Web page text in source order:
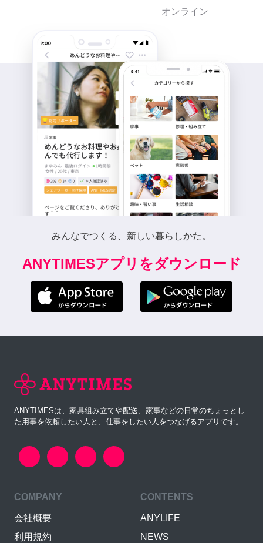
オンライン
みんなでつくる、新しい暮らしかた。
ANYTIMESアプリをダウンロード
ANYTIMESは、家具組み立てや配送、家事などの日常のちょっとし
た用事を依頼したい人と、仕事をしたい人をつなげるアプリです。
COMPANY
会社概要
利用規約
CONTENTS
ANYLIFE
NEWS